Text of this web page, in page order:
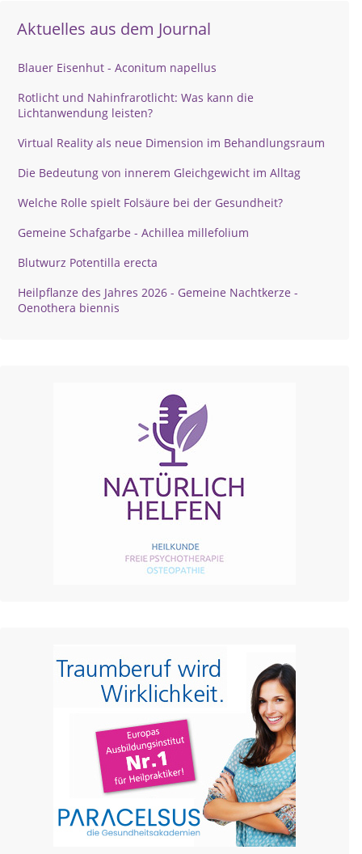
Aktuelles aus dem Journal
Blauer Eisenhut - Aconitum napellus
Rotlicht und Nahinfrarotlicht: Was kann die
Lichtanwendung leisten?
Virtual Reality als neue Dimension im Behandlungsraum
Die Bedeutung von innerem Gleichgewicht im Alltag
Welche Rolle spielt Folsäure bei der Gesundheit?
Gemeine Schafgarbe - Achillea millefolium
Blutwurz Potentilla erecta
Heilpflanze des Jahres 2026 - Gemeine Nachtkerze -
Oenothera biennis